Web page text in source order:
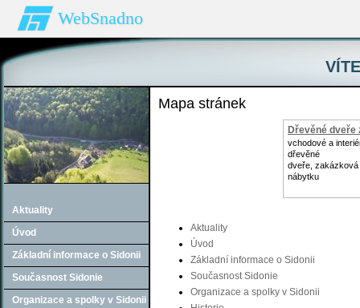
WebSnadno
Aktuality
Úvod
Základní informace o Sidonii
Současnost Sidonie
Organizace a spolky v Sidonii
Mapa stránek
Dřevěné dveře
vchodové a
dřevěné
dveře,
nábytku
Aktuality
Úvod
Základní informace o Sidonii
Současnost Sidonie
Organizace a spolky v Sidonii